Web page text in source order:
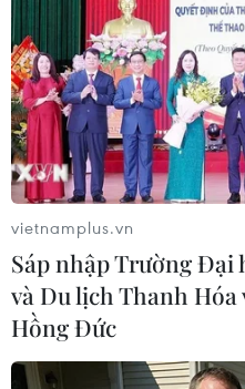
TIN LIÊN QUAN
vietnamplus.vn
Sáp nhập Trường Đại
và Du lịch Thanh
Hồng Đức